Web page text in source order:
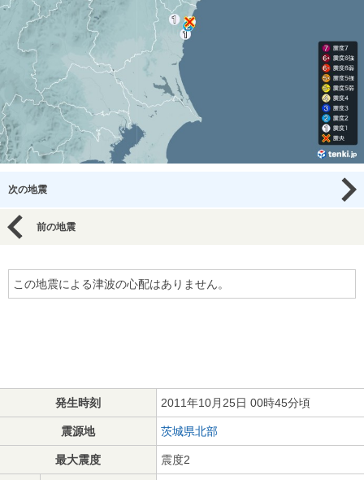
次の地震
前の地震
この地震による津波の心配はありません。
発生時刻 2011年10月25日 00時45分頃
震源地 茨城県北部
最大震度 震度2